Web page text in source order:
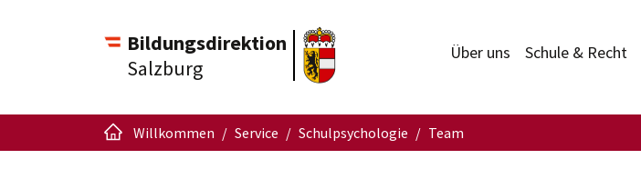
Bildungsdirektion
Salzburg
Über uns Schule & Recht
Willkommen Service Schulpsychologie Team